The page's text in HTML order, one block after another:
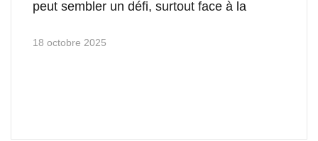
peut sembler un défi, surtout face à la
18 octobre 2025